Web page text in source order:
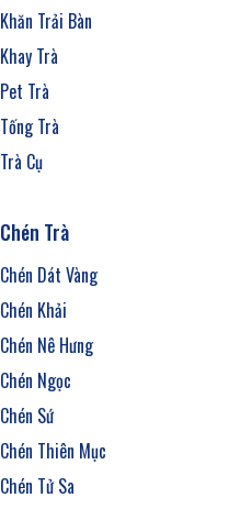
Khăn Trải Bàn
Khay Trà
Pet Trà
Tống Trà
Trà Cụ
Chén Trà
Chén Dát Vàng
Chén Khải
Chén Nê Hưng
Chén Ngọc
Chén Sứ
Chén Thiên Mục
Chén Tử Sa